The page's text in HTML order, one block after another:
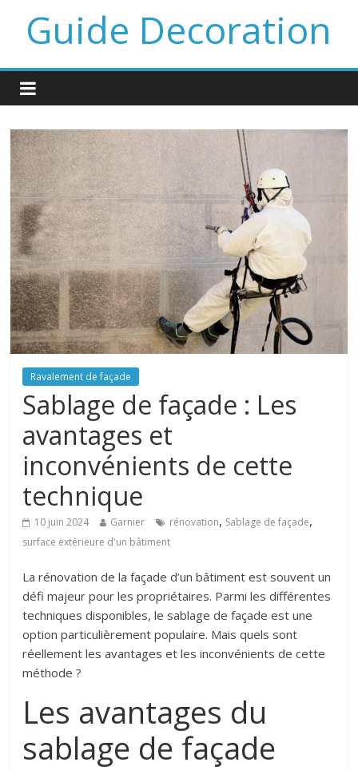
Guide Decoration
Ravalement de façade
Sablage de façade : Les
avantages et
inconvénients de cette
technique
10 juin 2024 Garnier rénovation, Sablage de façade,
surface extérieure d'un bâtiment
La rénovation de la façade d’un bâtiment est souvent un
défi majeur pour les propriétaires. Parmi les différentes
techniques disponibles, le sablage de façade est une
option particulièrement populaire. Mais quels sont
réellement les avantages et les inconvénients de cette
méthode ?
Les avantages du
sablage de façade